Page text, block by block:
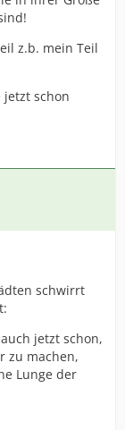
z.b. mein Teil
schon
schwirrt
jetzt schon,
zu machen,
Lunge der